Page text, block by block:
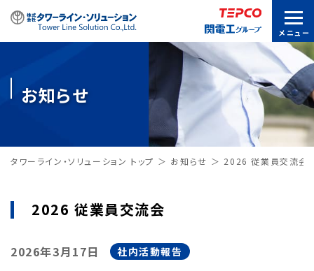
お知らせ
タワーライン・ソリューション トップ お知らせ 2026 従業員交流会
2026 従業員交流会
2026年3月17日 社内活動報告